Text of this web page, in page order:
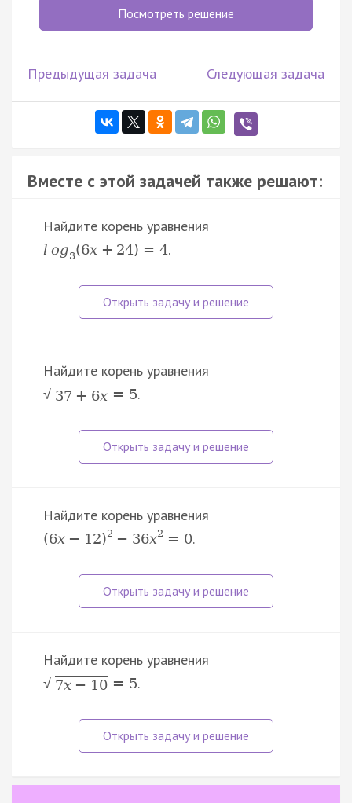
Посмотреть решение
Предыдущая задача Следующая задача
Вместе с этой задачей также решают:
Найдите корень уравнения
l og3(6x + 24) = 4.
Найдите корень уравнения
√ 37 + 6x = 5.
Найдите корень уравнения
(6x − 12)2 − 36x2 = 0.
Найдите корень уравнения
√ 7x − 10 = 5.